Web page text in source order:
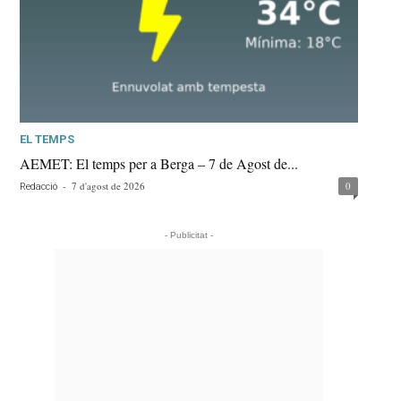
EL TEMPS
AEMET: El temps per a Berga – 7 de Agost de...
Redacció - 7 d'agost de 2026 0
- Publicitat -